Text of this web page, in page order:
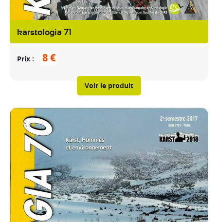
karstologia 71
Prix 8 €
Voir le produit